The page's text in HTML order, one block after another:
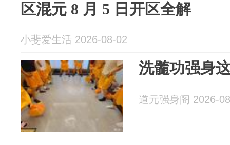
区混元 8 月 5 日开区全解
小斐爱生活 2026-08-02
洗髓功强身
道元强身阁 2026-